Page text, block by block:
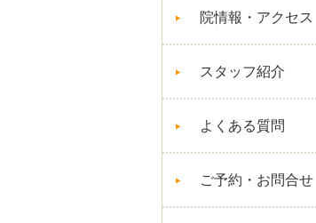
院情報・アクセス
スタッフ紹介
よくある質問
ご予約・お問合せ